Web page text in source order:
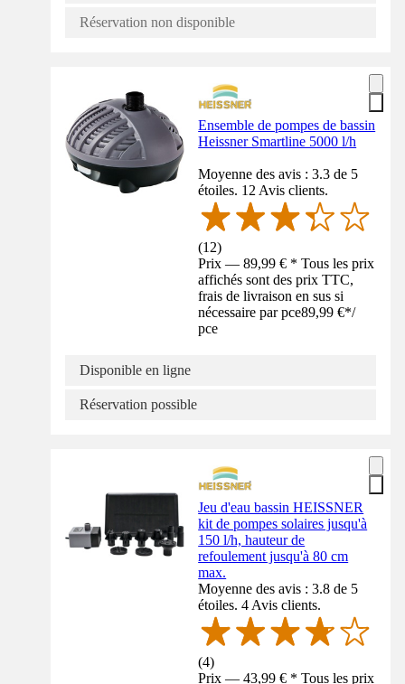
Réservation non disponible
Ensemble de pompes de bassin
Heissner Smartline 5000 l/h
Moyenne des avis : 3.3 de 5
étoiles. 12 Avis clients.
(12)
Prix — 89,99 € * Tous les prix
affichés sont des prix TTC,
frais de livraison en sus si
nécessaire par pce89,99 €*/
pce
Disponible en ligne
Réservation possible
Jeu d'eau bassin HEISSNER
kit de pompes solaires jusqu'à
150 l/h, hauteur de
refoulement jusqu'à 80 cm
max.
Moyenne des avis : 3.8 de 5
étoiles. 4 Avis clients.
(4)
Prix — 43,99 € * Tous les prix